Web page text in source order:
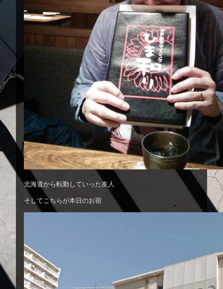
北海道から転勤していった友人
そしてこちらが本日のお宿